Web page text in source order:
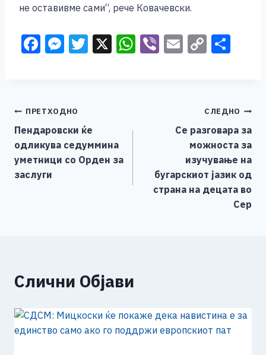
не оставивме сами“, рече Ковачевски.
F
b
o
o
k
M
n
g
er
T X W Vi E C
Li
n
k
Навигација
на
напис
ПРЕТХОДНО
Пендаровски ќе
одликува седуммина
уметници со Орден за
заслуги
СЛЕДНО
Се разговара за
можноста за
изучување на
бугарскиот јазик од
страна на децата во
Сер
Слични Објави